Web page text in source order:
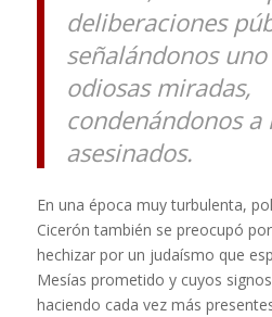
deliberaciones
señalándonos
odiosas miradas,
condenándonos
asesinados.
En una época muy turbulenta,
Cicerón también se preocupó
hechizar por un judaísmo que
Mesías prometido y cuyos
haciendo cada vez más